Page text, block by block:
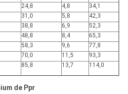
24,8 4,8
34,1
31,0 5,8
42,3
38,8 6,9
52,3
48,8 8,4
65,3
58,3 9,6
77,8
70,0 11,5
93,3
85,8 13,7 114,0
de Ppr